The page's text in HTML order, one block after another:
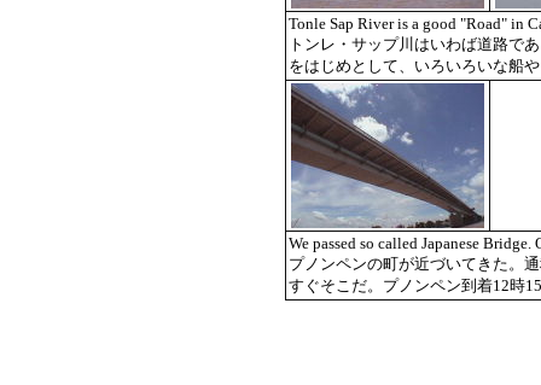
Tonle Sap River is a good "Road" in
トンレ・サップ川はいわば道路で
をはじめとして、いろいろいな船
We passed so called Japanese
プノンペンの町が近づいてきた。
すぐそこだ。プノンペン到着12時